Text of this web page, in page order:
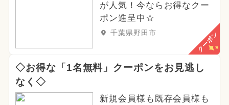
が人気！今ならお得なクー
ポン進呈中☆
千葉県野田市 クーポン
◇お得な「1名無料」クーポンをお見逃し
なく◇
新規会員様も既存会員様も